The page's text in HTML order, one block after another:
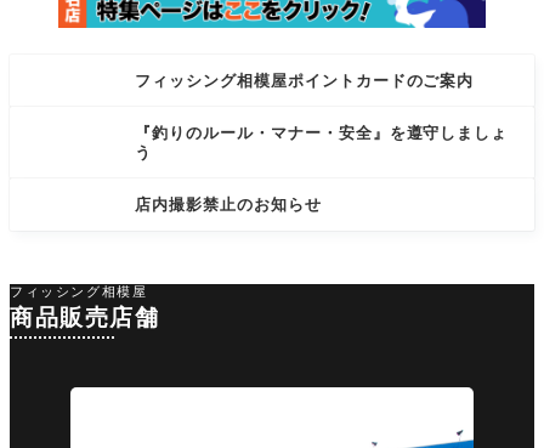
フィッシング相模屋ポイントカードのご案内
『釣りのルール・マナー・安全』を遵守しましょ
う
店内撮影禁止のお知らせ
フィッシング相模屋
商品販売店舗